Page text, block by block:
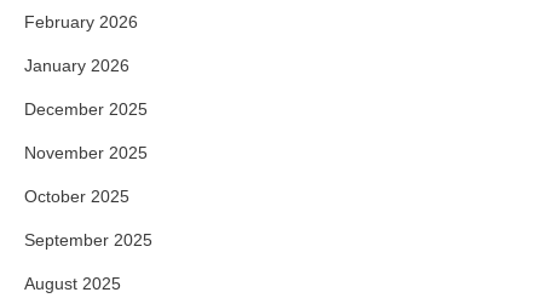
February 2026
January 2026
December 2025
November 2025
October 2025
September 2025
August 2025